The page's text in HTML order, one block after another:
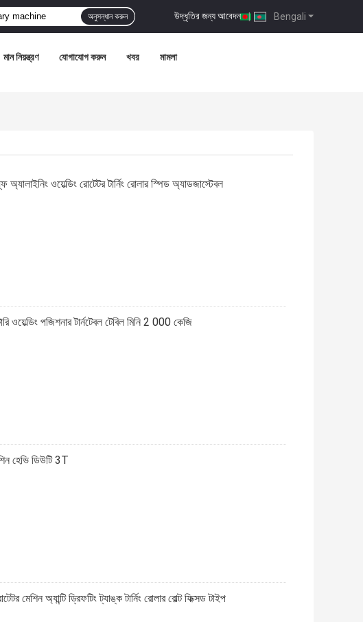
Bengali
উদ্ধৃতির জন্য আবেদন |
অনুসন্ধান করুন
মান নিয়ন্ত্রণ যোগাযোগ করুন খবর মামলা
ওয়েল্ডিং রোটেটর টার্নিং রোলার স্পিড অ্যাডজাস্টেবল
ওয়েল্ডিং পজিশনার টার্নটেবল টেবিল মিনি 2 000 কেজি
হেভি ডিউটি ​​3T
মেশিন অ্যান্টি ড্রিফটিং ট্যাঙ্ক টার্নিং রোলার বোল্ট ফিক্সড টাইপ